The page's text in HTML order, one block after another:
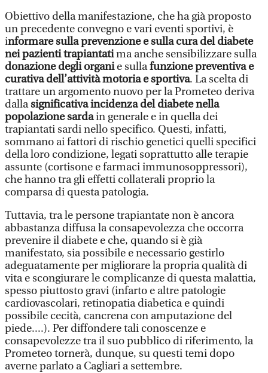
Obiettivo della manifestazione, che ha già proposto
un precedente convegno e vari eventi sportivi, è
informare sulla prevenzione e sulla cura del diabete
nei pazienti trapiantatima anche sensibilizzare sulla
donazione degli organie sullafunzione preventiva e
curativa dell’attività motoria e sportiva. La scelta di
trattare un argomento nuovo per la Prometeo deriva
dallasignificativa incidenza del diabete nella
popolazione sardain generale e in quella dei
trapiantati sardi nello specifico. Questi, infatti,
sommano ai fattori di rischio genetici quelli specifici
della loro condizione, legati soprattutto alle terapie
assunte (cortisone e farmaci immunosoppressori),
che hanno tra gli effetti collaterali proprio la
comparsa di questa patologia.
Tuttavia, tra le persone trapiantate non è ancora
abbastanza diffusa la consapevolezza che occorra
prevenire il diabete e che, quando si è già
manifestato, sia possibile e necessario gestirlo
adeguatamente per migliorare la propria qualità di
vita e scongiurare le complicanze di questa malattia,
spesso piuttosto gravi (infarto e altre patologie
cardiovascolari, retinopatia diabetica e quindi
possibile cecità, cancrena con amputazione del
piede....). Per diffondere tali conoscenze e
consapevolezze tra il suo pubblico di riferimento, la
Prometeo tornerà, dunque, su questi temi dopo
averne parlato a Cagliari a settembre.